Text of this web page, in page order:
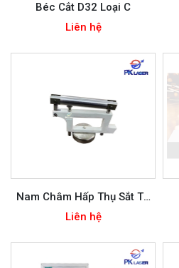
Béc Cắt D32 Loại C
Liên hệ
Nam Châm Hấp Thụ Sắt Từ
Tính Mạnh Bộ Nâng Cầm Tay
Liên hệ